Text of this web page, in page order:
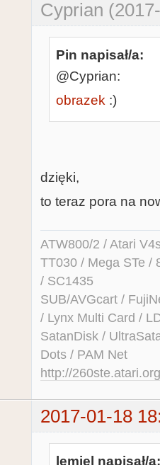
Cyprian
Pin napisał/a:
@Cyprian:
obrazek :)
dzięki,
to teraz pora na
ATW800/2 / Atari
TT030 / Mega STe /
/ SC1435
SUB/AVGcart /
/ Lynx Multi Card /
SatanDisk /
Dots / PAM Net
http://260ste.atari.org
2017-01-18
lemiel napisał/a: